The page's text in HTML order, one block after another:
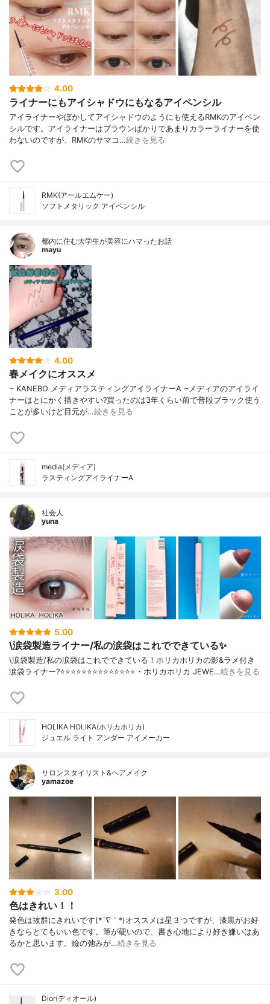
4.00
ライナーにもアイシャドウにもなるアイペンシル
アイライナーやぼかしてアイシャドウのようにも使えるRMKのアイペン
シルです。アイライナーはブラウンばかりであまりカラーライナーを使
わないのですが、RMKのサマコ…続きを見る
RMK(アールエムケー)
ソフトメタリック アイペンシル
都内に住む大学生が美容にハマったお話
mayu
4.00
春メイクにオススメ
~ KANEBO メディアラスティングアイライナーA ~メディアのアイライ
ナーはとにかく描きやすい?買ったのは3年くらい前で普段ブラック使う
ことが多いけど目元が…続きを見る
media(メディア)
ラスティングアイライナーA
社会人
yuna
5.00
\涙袋製造ライナー/私の涙袋はこれでできている✨
\涙袋製造/私の涙袋はこれでできている！ホリカホリカの影&ラメ付き
涙袋ライナー?⭐️⭐️⭐️⭐️⭐️⭐️⭐️⭐️⭐️⭐️⭐️⭐️⭐️⭐️・ホリカホリカ JEWE…続きを見る
HOLIKA HOLIKA(ホリカホリカ)
ジュエル ライト アンダー アイメーカー
サロンスタイリスト&ヘアメイク
yamazoe
3.00
色はきれい！！
発色は抜群にきれいです(*´∇｀*)オススメは星３つですが、漆黒がお好
きならとてもいい色です。筆が硬いので、書き心地により好き嫌いはあ
るかと思います。瞼の弛みが…続きを見る
Dior(ディオール)